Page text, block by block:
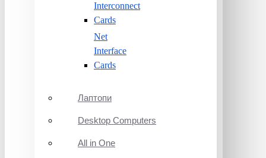
Interconnect
Cards
Net
Interface
Cards
Лаптопи
Desktop Computers
All in One